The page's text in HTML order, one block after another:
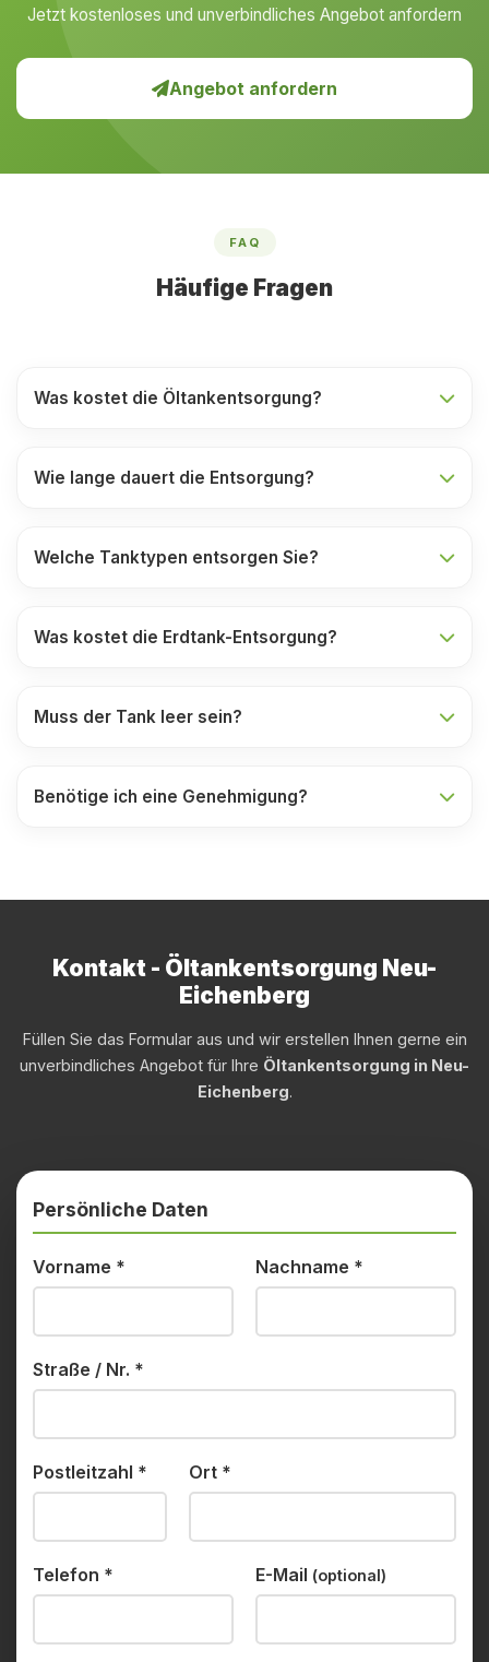
Jetzt kostenloses und unverbindliches Angebot anfordern
Angebot anfordern
FAQ
Häufige Fragen
Was kostet die Öltankentsorgung?
Wie lange dauert die Entsorgung?
Welche Tanktypen entsorgen Sie?
Was kostet die Erdtank-Entsorgung?
Muss der Tank leer sein?
Benötige ich eine Genehmigung?
Kontakt - Öltankentsorgung Neu-
Eichenberg
Füllen Sie das Formular aus und wir erstellen Ihnen gerne ein
unverbindliches Angebot für Ihre Öltankentsorgung in Neu-
Eichenberg.
Persönliche Daten
Vorname * Nachname *
Straße / Nr. *
Postleitzahl * Ort *
Telefon * E-Mail (optional)